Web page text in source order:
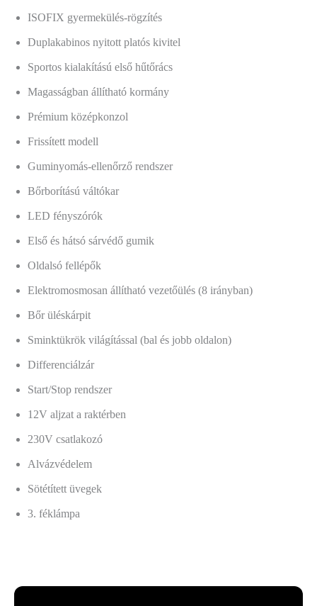
ISOFIX gyermekülés-rögzítés
Duplakabinos nyitott platós kivitel
Sportos kialakítású első hűtőrács
Magasságban állítható kormány
Prémium középkonzol
Frissített modell
Guminyomás-ellenőrző rendszer
Bőrborítású váltókar
LED fényszórók
Első és hátsó sárvédő gumik
Oldalsó fellépők
Elektromosmosan állítható vezetőülés (8 irányban)
Bőr üléskárpit
Sminktükrök világítással (bal és jobb oldalon)
Differenciálzár
Start/Stop rendszer
12V aljzat a raktérben
230V csatlakozó
Alvázvédelem
Sötétített üvegek
3. féklámpa